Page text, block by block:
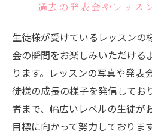
過去の発表会やレッス
生徒様が受けているレッスンの
会の瞬間をお楽しみいただける
ります。レッスンの写真や発表
徒様の成長の様子を発信してお
者まで、幅広いレベルの生徒が
目標に向かって努力しておりま